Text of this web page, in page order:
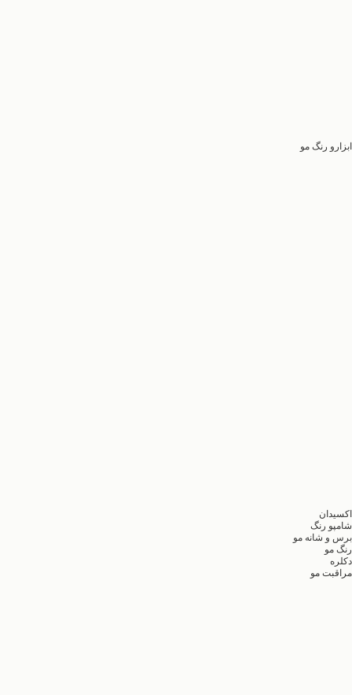
ابزارو رنگ مو
اکسیدان
شامپو رنگ
برس و شانه مو
رنگ مو
دکلره
مراقبت مو